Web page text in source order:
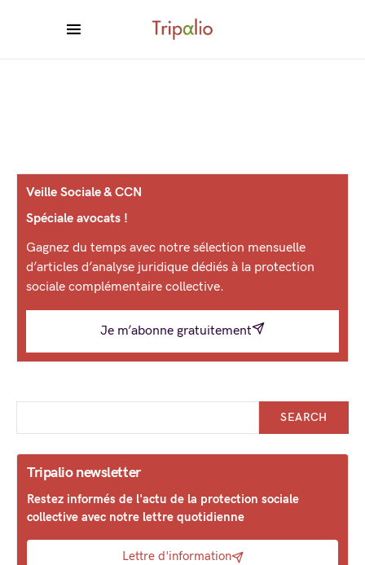
Veille Sociale & CCN
Spéciale avocats !
Gagnez du temps avec notre sélection mensuelle
d’articles d’analyse juridique dédiés à la protection
sociale complémentaire collective.
Je m’abonne gratuitement
SEARCH
Tripalio newsletter
Restez informés de l'actu de la protection sociale
collective avec notre lettre quotidienne
Lettre d'information